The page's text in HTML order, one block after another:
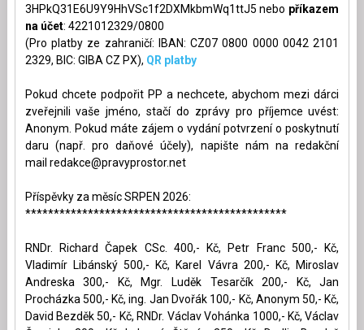
3HPkQ31E6U9Y9HhVSc1f2DXMkbmWq1ttJ5 nebo příkazem
na účet: 4221012329/0800
(Pro platby ze zahraničí: IBAN: CZ07 0800 0000 0042 2101
2329, BIC: GIBA CZ PX), QR platby
Pokud chcete podpořit PP a nechcete, abychom mezi dárci
zveřejnili vaše jméno, stačí do zprávy pro příjemce uvést:
Anonym. Pokud máte zájem o vydání potvrzení o poskytnutí
daru (např. pro daňové účely), napište nám na redakční
mail redakce@pravyprostor.net
Příspěvky za měsíc SRPEN 2026:
**********************************************
RNDr. Richard Čapek CSc. 400,- Kč, Petr Franc 500,- Kč,
Vladimír Libánský 500,- Kč, Karel Vávra 200,- Kč, Miroslav
Andreska 300,- Kč, Mgr. Luděk Tesarčík 200,- Kč, Jan
Procházka 500,- Kč, ing. Jan Dvořák 100,- Kč, Anonym 50,- Kč,
David Bezděk 50,- Kč, RNDr. Václav Vohánka 1000,- Kč, Václav